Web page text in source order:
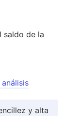
saldo de la
y alta